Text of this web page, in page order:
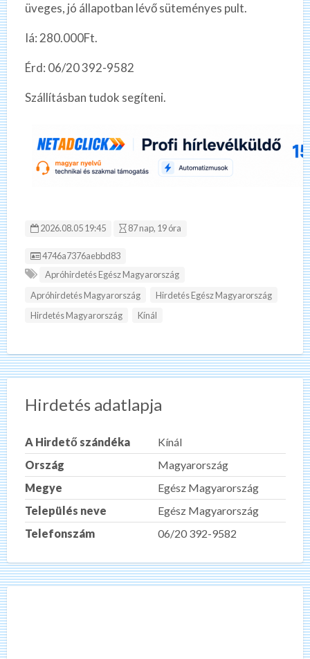
üveges, jó állapotban lévő süteményes pult.
Iá: 280.000Ft.
Érd: 06/20 392-9582
Szállításban tudok segíteni.
2026.08.05 19:45 87 nap, 19 óra
Hirdetés ID:
4746a7376aebbd83
Apróhirdetés Egész Magyarország
Apróhirdetés Magyarország
Hirdetés Egész Magyarország
Hirdetés Magyarország
Kínál
Hirdetés adatlapja
A Hirdető szándéka
Kínál
Ország
Magyarország
Megye
Egész Magyarország
Település neve
Egész Magyarország
Telefonszám
06/20 392-9582